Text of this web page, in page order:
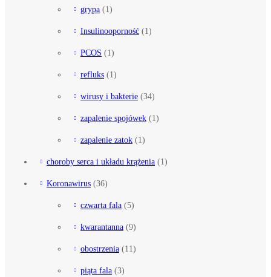
grypa (1)
Insulinooporność (1)
PCOS (1)
refluks (1)
wirusy i bakterie (34)
zapalenie spojówek (1)
zapalenie zatok (1)
choroby serca i układu krążenia (1)
Koronawirus (36)
czwarta fala (5)
kwarantanna (9)
obostrzenia (11)
piąta fala (3)